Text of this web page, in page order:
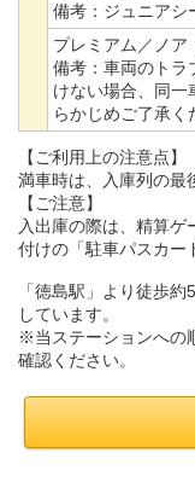
備考： ジュニアシ
プレミアム／ノア
備考： 車両のトラ
けない場合、同一
らかじめご了承く
【ご利用上の注意点】
満車時は、入庫列の最
【ご注意】
入出庫の際は、精算ゲ
付けの「駐車パスカー
「徳島駅」より徒歩
しています。
※当ステーションへの
確認ください。